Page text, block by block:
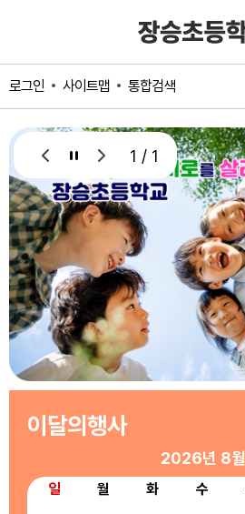
로그인 사이트맵 통합검색
1 / 1
이달의행사
2026년 8월
일 월 화 수